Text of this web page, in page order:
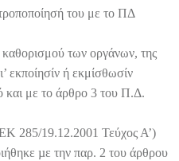
του με το ΠΔ
των οργάνων, της
εκποίησίν ή εκμίσθωσίν
και με το άρθρο 3 του Π.Δ.
285/19.12.2001 Τεύχος Α’)
µε την παρ. 2 του άρθρου